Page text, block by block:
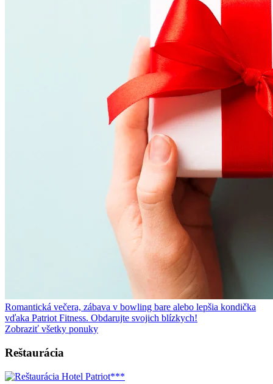
Romantická večera, zábava v bowling bare alebo lepšia kondička
vďaka Patriot Fitness. Obdarujte svojich blízkych!
Zobraziť všetky ponuky
Reštaurácia